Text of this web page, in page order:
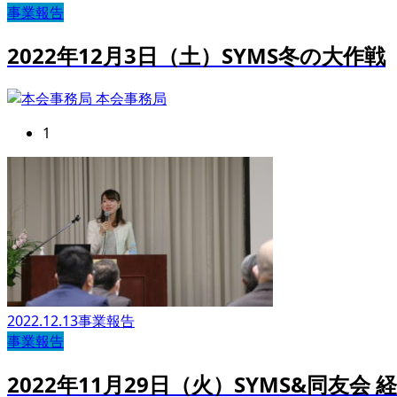
事業報告
2022年12月3日（土）SYMS冬の大作戦
本会事務局
1
2022.12.13事業報告
事業報告
2022年11月29日（火）SYMS&同友会